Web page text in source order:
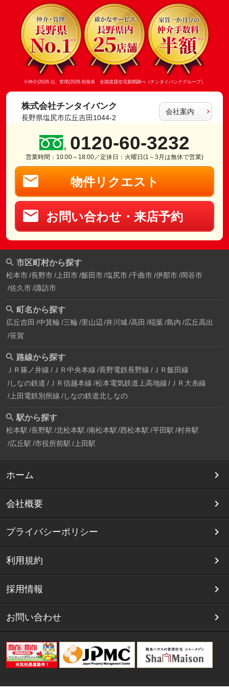
※仲介(2026.1)、管理(2026.8)発表 全国賃貸住宅新聞調べ（チンタイバンクグループ）
株式会社チンタイバンク
長野県塩尻市広丘吉田1044-2
会社案内
0120-60-3232
営業時間：10:00～18:00／定休日：火曜日(1～3月は無休で営業)
物件リクエスト
お問い合わせ・来店予約
市区町村から探す
松本市 長野市 上田市 飯田市 塩尻市 千曲市 伊那市 岡谷市
佐久市 諏訪市
町名から探す
広丘吉田 中箕輪 三輪 里山辺 井川城 高田 稲葉 島内 広丘高出
笹賀
路線から探す
ＪＲ篠ノ井線 ＪＲ中央本線 長野電鉄長野線 ＪＲ飯田線
しなの鉄道 ＪＲ信越本線 松本電気鉄道上高地線
ＪＲ大糸線
上田電鉄別所線 しなの鉄道北しなの
駅から探す
松本駅 長野駅 北松本駅 南松本駅 西松本駅 平田駅 村井駅
広丘駅 市役所前駅 上田駅
ホーム
会社概要
プライバシーポリシー
利用規約
採用情報
お問い合わせ